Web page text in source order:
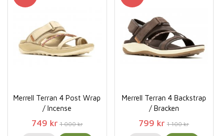
Merrell Terran 4 Post Wrap
/ Incense
749 kr 1 000 kr
Merrell Terran 4 Backstrap
/ Bracken
799 kr 1 100 kr